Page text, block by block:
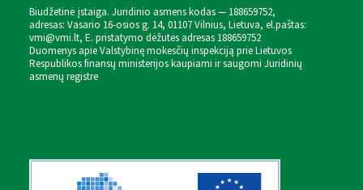
Biudžetinė įstaiga. Juridinio asmens kodas — 188659752,
adresas: Vasario 16-osios g. 14, 01107 Vilnius, Lietuva, el.paštas:
vmi@vmi.lt, E. pristatymo dėžutės adresas 188659752
Duomenys apie Valstybinę mokesčių inspekciją prie Lietuvos
Respublikos finansų ministerijos kaupiami ir saugomi Juridinių
asmenų registre